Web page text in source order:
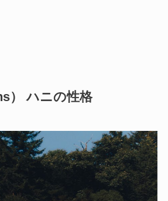
） ハニの性格